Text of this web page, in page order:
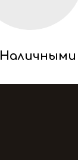
Наличными